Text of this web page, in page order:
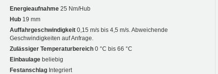
Energieaufnahme 25 Nm/Hub
Hub 19 mm
Auffahrgeschwindigkeit 0,15 m/s bis 4,5 m/s. Abweichende
Geschwindigkeiten auf Anfrage.
Zulässiger Temperaturbereich 0 °C bis 66 °C
Einbaulage beliebig
Festanschlag Integriert